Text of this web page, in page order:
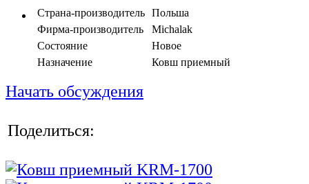
Страна-производитель Польша
Фирма-производитель
Michalak
Состояние
Новое
Назначение
Ковш приемный
Начать обсуждения
Поделиться: